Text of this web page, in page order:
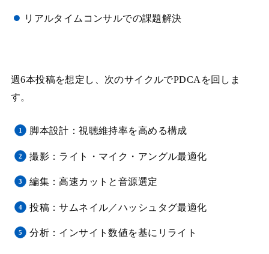
リアルタイムコンサルでの課題解決
週6本投稿を想定し、次のサイクルでPDCAを回しま
す。
脚本設計：視聴維持率を高める構成
撮影：ライト・マイク・アングル最適化
編集：高速カットと音源選定
投稿：サムネイル／ハッシュタグ最適化
分析：インサイト数値を基にリライト